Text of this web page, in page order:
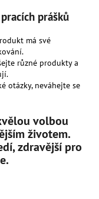
prášků
má své
různé produkty a
otázky, neváhejte se
volbou
životem.
zdravější pro